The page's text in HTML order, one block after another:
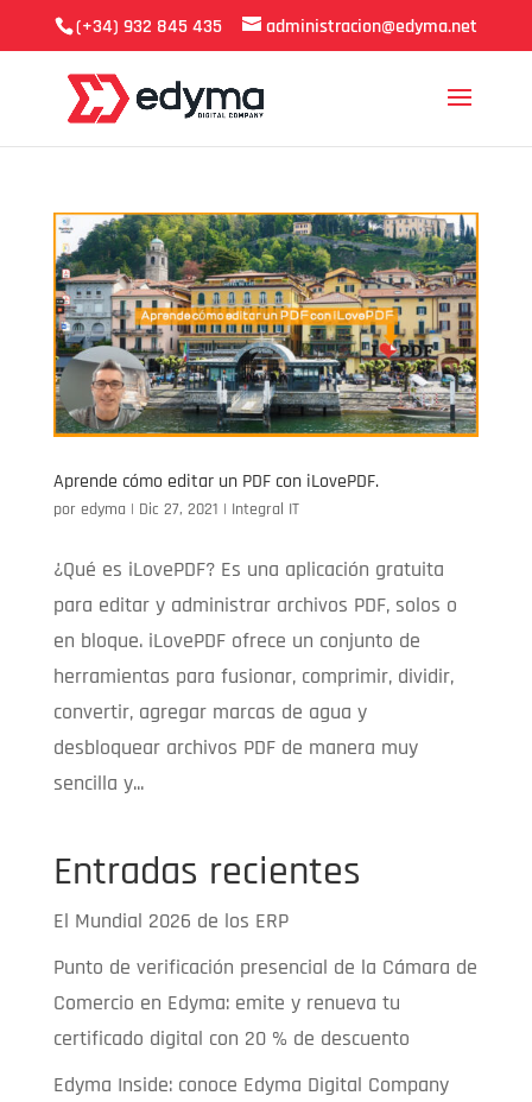
(+34) 932 845 435 administracion@edyma.net
Aprende cómo editar un PDF con iLovePDF.
por edyma | Dic 27, 2021 | Integral IT
¿Qué es iLovePDF? Es una aplicación gratuita
para editar y administrar archivos PDF, solos o
en bloque. iLovePDF ofrece un conjunto de
herramientas para fusionar, comprimir, dividir,
convertir, agregar marcas de agua y
desbloquear archivos PDF de manera muy
sencilla y...
Entradas recientes
El Mundial 2026 de los ERP
Punto de verificación presencial de la Cámara de
Comercio en Edyma: emite y renueva tu
certificado digital con 20 % de descuento
Edyma Inside: conoce Edyma Digital Company